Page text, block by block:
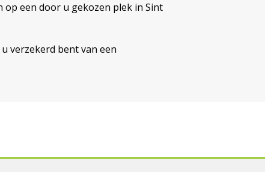
een door u gekozen plek in Sint
verzekerd bent van een